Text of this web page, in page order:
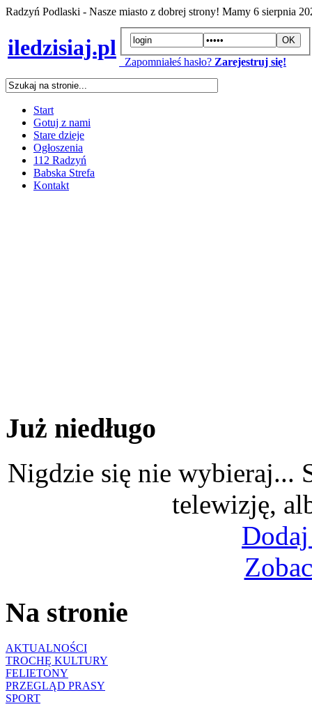
Radzyń Podlaski - Nasze miasto z dobrej strony! Mamy 6 sierpnia
iledzisiaj.pl
Zapomniałeś hasło? Zarejestruj się!
Start
Gotuj z nami
Stare dzieje
Ogłoszenia
112 Radzyń
Babska Strefa
Kontakt
Już niedługo
Nigdzie się nie wybieraj...
telewizję,
Na stronie
AKTUALNOŚCI
TROCHĘ KULTURY
FELIETONY
PRZEGLĄD PRASY
SPORT